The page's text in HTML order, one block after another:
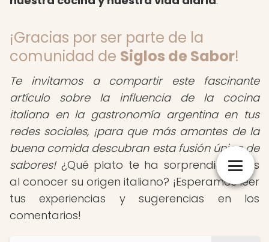
¡Gracias por ser parte de la
comunidad de Siglos de Sabor!
Te invitamos a compartir este fascinante
artículo sobre la influencia de la cocina
italiana en la gastronomía argentina en tus
redes sociales, ¡para que más amantes de la
buena comida descubran esta fusión única de
sabores!¿Qué plato te ha sorprendido más
al conocer su origen italiano? ¡Esperamos leer
tus experiencias y sugerencias en los
comentarios!